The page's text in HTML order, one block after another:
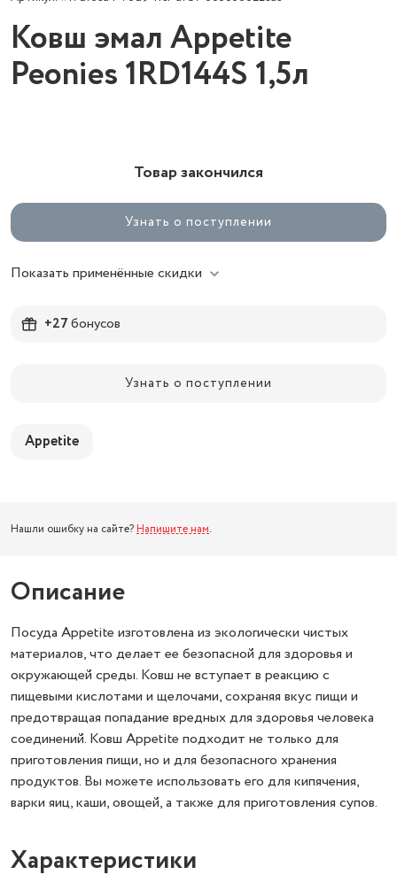
Ковш эмал Appetite
Peonies 1RD144S 1,5л
Товар закончился
Узнать о поступлении
Показать применённые скидки
+27бонусов
Узнать о поступлении
Appetite
Нашли ошибку на сайте? Напишите нам.
Описание
Посуда Appetite изготовлена из экологически чистых
материалов, что делает ее безопасной для здоровья и
окружающей среды. Ковш не вступает в реакцию с
пищевыми кислотами и щелочами, сохраняя вкус пищи и
предотвращая попадание вредных для здоровья человека
соединений. Ковш Appetite подходит не только для
приготовления пищи, но и для безопасного хранения
продуктов. Вы можете использовать его для кипячения,
варки яиц, каши, овощей, а также для приготовления супов.
Характеристики